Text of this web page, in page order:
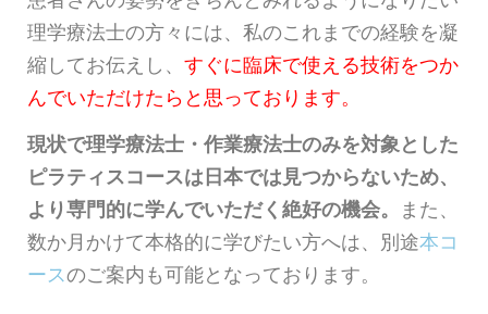
理学療法士の方々には、私のこれまでの経験を凝
縮してお伝えし、 すぐに臨床で使える技術をつか
んでいただけたらと思っております。
現状で理学療法士・作業療法士のみを対象とした
ピラティスコースは日本では見つからないため、
より専門的に学んでいただく絶好の機会。
また、
数か月かけて本格的に学びたい方へは、別途本コ
ースのご案内も可能となっております。